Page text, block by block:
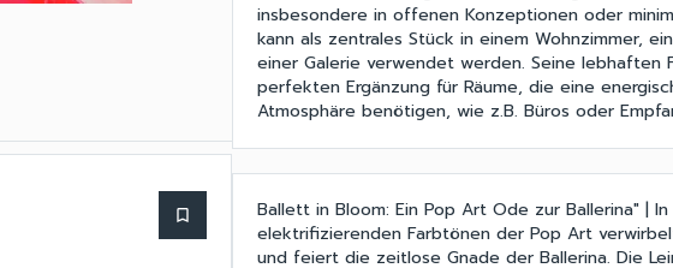
bookmark_border
insbesondere in offenen Konzeptionen oder
kann als zentrales Stück in einem Wohnzimmer,
einer Galerie verwendet werden. Seine lebhaften
perfekten Ergänzung für Räume, die eine
Atmosphäre benötigen, wie z.B. Büros oder
Ballett in Bloom: Ein Pop Art Ode zur Ballerina" |
elektrifizierenden Farbtönen der Pop Art
und feiert die zeitlose Gnade der Ballerina. Die